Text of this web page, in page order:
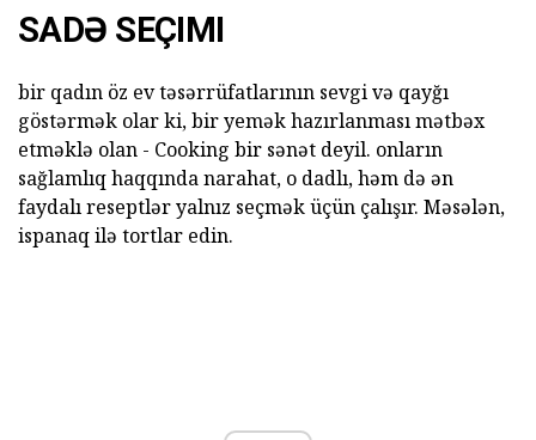
SADƏ SEÇIMI
bir qadın öz ev təsərrüfatlarının sevgi və qayğı
göstərmək olar ki, bir yemək hazırlanması mətbəx
etməklə olan - Cooking bir sənət deyil. onların
sağlamlıq haqqında narahat, o dadlı, həm də ən
faydalı reseptlər yalnız seçmək üçün çalışır. Məsələn,
ispanaq ilə tortlar edin.